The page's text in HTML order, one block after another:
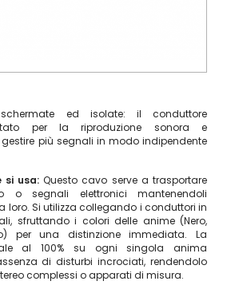
ed isolate: il conduttore
per la riproduzione sonora e
più segnali in modo indipendente
si usa:Questo cavo serve a trasportare
o segnali elettronici mantenendoli
loro. Si utilizza collegando i conduttori in
sfruttando i colori delle anime (Nero,
per una distinzione immediata. La
al 100% su ogni singola anima
di disturbi incrociati, rendendolo
complessi o apparati di misura.